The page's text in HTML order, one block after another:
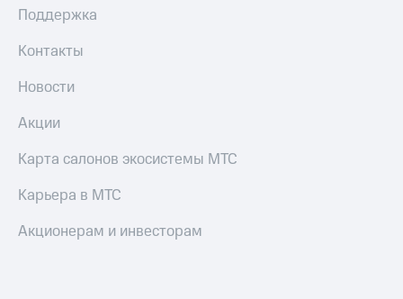
Поддержка
Контакты
Новости
Акции
Карта салонов экосистемы МТС
Карьера в МТС
Акционерам и инвесторам